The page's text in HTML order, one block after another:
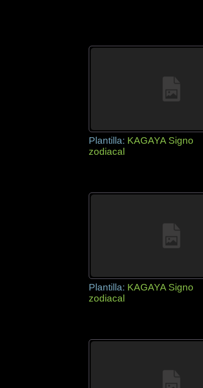
Plantilla: KAGAYA Signo
zodiacal
Plantilla: KAGAYA Signo
zodiacal